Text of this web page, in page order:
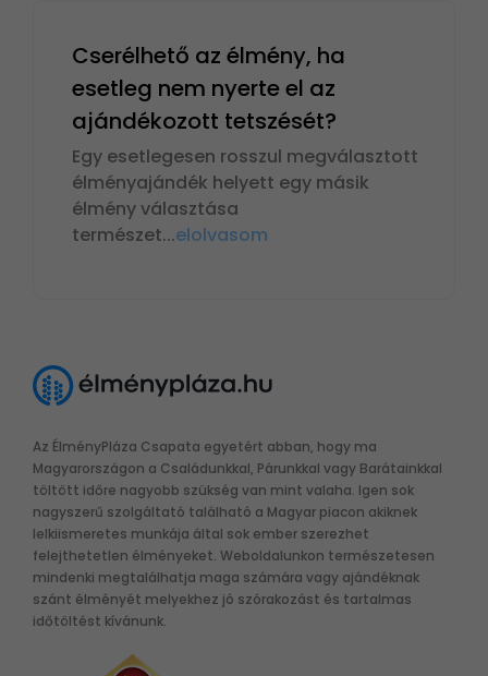
Cserélhető az élmény, ha
esetleg nem nyerte el az
ajándékozott tetszését?
Egy esetlegesen rosszul megválasztott
élményajándék helyett egy másik
élmény választása
természet...elolvasom
Az ÉlményPláza Csapata egyetért abban, hogy ma
Magyarországon a Családunkkal, Párunkkal vagy Barátainkkal
töltött időre nagyobb szükség van mint valaha. Igen sok
nagyszerű szolgáltató található a Magyar piacon akiknek
lelkiismeretes munkája által sok ember szerezhet
felejthetetlen élményeket. Weboldalunkon természetesen
mindenki megtalálhatja maga számára vagy ajándéknak
szánt élményét melyekhez jó szórakozást és tartalmas
időtöltést kívánunk.